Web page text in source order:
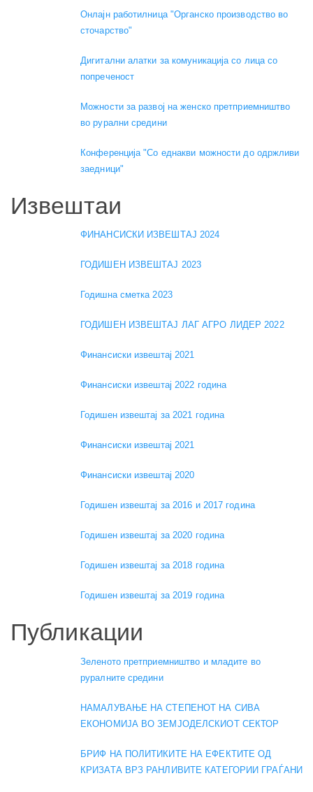
Онлајн работилница "Органско производство во
сточарство"
Дигитални алатки за комуникација со лица со
попреченост
Можности за развој на женско претприемништво
во рурални средини
Конференција "Со еднакви можности до одржливи
заедници"
Извештаи
ФИНАНСИСКИ ИЗВЕШТАЈ 2024
ГОДИШЕН ИЗВЕШТАЈ 2023
Годишна сметка 2023
ГОДИШЕН ИЗВЕШТАЈ ЛАГ АГРО ЛИДЕР 2022
Финансиски извештај 2021
Финансиски извештај 2022 година
Годишен извештај за 2021 година
Финансиски извештај 2021
Финансиски извештај 2020
Годишен извештај за 2016 и 2017 година
Годишен извештај за 2020 година
Годишен извештај за 2018 година
Годишен извештај за 2019 година
Публикации
Зеленото претприемништво и младите во
руралните средини
НАМАЛУВАЊЕ НА СТЕПЕНОТ НА СИВА
ЕКОНОМИЈА ВО ЗЕМЈОДЕЛСКИОТ СЕКТОР
БРИФ НА ПОЛИТИКИТЕ НА ЕФЕКТИТЕ ОД
КРИЗАТА ВРЗ РАНЛИВИТЕ КАТЕГОРИИ ГРАЃАНИ